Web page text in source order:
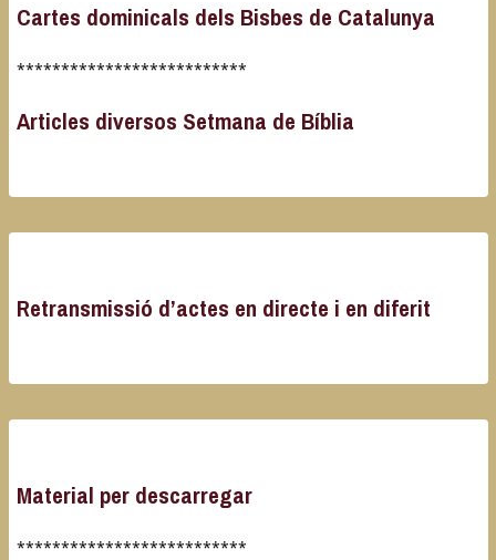
Cartes dominicals dels Bisbes de Catalunya
**************************
Articles diversos Setmana de Bíblia
Retransmissió d’actes en directe i en diferit
Material per descarregar
**************************